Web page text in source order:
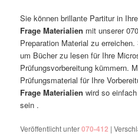
Sie können brillante Partitur in
Frage Materialien mit unserer
Preparation Material zu
um Bücher zu lesen für Ihre
Prüfungsvorbereitung kümmern.
Prüfungsmaterial für Ihre
Frage Materialien wird so
sein .
Veröffentlicht unter070-412 |